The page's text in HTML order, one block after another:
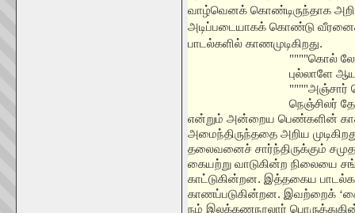
வாழ்வெனக் கொண்டிருந்தாக
அடிப்படையாகக் கொண்டு வீரனைச்
பாடல்களில் காணமுடிகிறது.
""""கொல்
புல்லாளே
""""அஞ்சார்
நெஞ்சிலர்
என்றும் அன்றைய பெண்களின்
அமைந்திருந்ததை அறிய
தலைவனைச் சார்ந்திருக்கும்
கையற்று வாடுகின்ற நிலையை
காட்டுகின்றன. இத்தகைய
காணப்படுகின்றன. இவற்றைக் ‘
நம் இலக்கணநூலார்